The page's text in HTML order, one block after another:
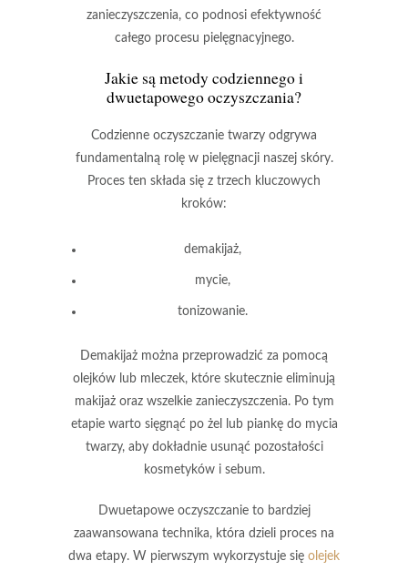
zanieczyszczenia, co podnosi efektywność
całego procesu pielęgnacyjnego.
Jakie są metody codziennego i
dwuetapowego oczyszczania?
Codzienne oczyszczanie twarzy odgrywa
fundamentalną rolę w pielęgnacji naszej skóry.
Proces ten składa się z trzech kluczowych
kroków:
demakijaż,
mycie,
tonizowanie.
Demakijaż można przeprowadzić za pomocą
olejków lub mleczek, które skutecznie eliminują
makijaż oraz wszelkie zanieczyszczenia. Po tym
etapie warto sięgnąć po żel lub piankę do mycia
twarzy, aby dokładnie usunąć pozostałości
kosmetyków i sebum.
Dwuetapowe oczyszczanieto bardziej
zaawansowana technika, która dzieli proces na
dwa etapy. W pierwszym wykorzystuje się olejek